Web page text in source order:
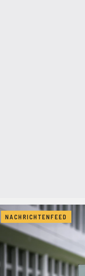
NACHRICHTENFEED